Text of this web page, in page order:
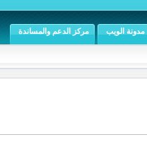
مدونة الويب مركز الدعم والمساندة